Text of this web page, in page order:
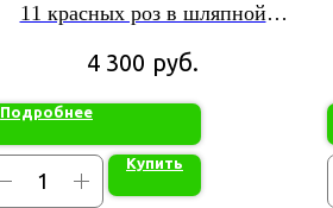
11 красных роз в шляпной
4 300 руб.
Подробнее
Купить